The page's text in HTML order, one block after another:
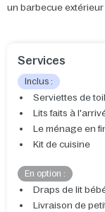
un barbecue
Services
Inclus :
Serviettes de
Lits faits à
Le ménage en
Kit de cuisine
En option :
Draps de lit
Livraison de